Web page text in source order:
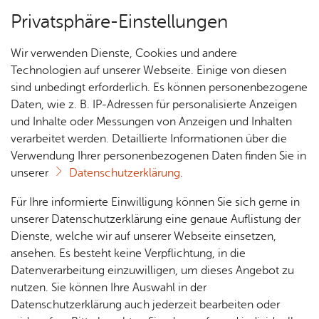
Über­sicht Bür­ger & Stadt
Rat­
haus &
Bür­
ger­
ser­vice
Rat­
häu­ser
Nach­
rich­
ten,
Vi­de­os
& Bil­
der
Me­di­
Jobs
Stel­
len­an­
ge­bo­te
Aus­bil­
dung &
Stu­di­
Bauen
& Um­
welt
Geo­
da­ten
Ge­
sund­
heit &
kum
Se­hens­wür­dig­kei­ten
Pa­vil­lon im Ufer­park
Vor­le­sen
Der Pa­vil­lon im Ufer­park ist ein wich­ti­ges Kul­tur­
denk­mal und ein at­trak­ti­ver Auf­ent­halts­ort an der
Ufer­pro­me­na­de.
Privatsphäre-Einstellungen
Wir verwenden Dienste, Cookies und andere
Technologien auf unserer Webseite. Einige von diesen
sind unbedingt erforderlich. Es können personenbezogene
Daten, wie z. B. IP-Adressen für personalisierte Anzeigen
und Inhalte oder Messungen von Anzeigen und Inhalten
verarbeitet werden. Detaillierte Informationen über die
Verwendung Ihrer personenbezogenen Daten finden Sie in
unserer
Datenschutzerklärung.
Für Ihre informierte Einwilligung können Sie sich gerne in
unserer Datenschutzerklärung eine genaue Auflistung der
Dienste, welche wir auf unserer Webseite einsetzen,
ansehen. Es besteht keine Verpflichtung, in die
Datenverarbeitung einzuwilligen, um dieses Angebot zu
nutzen. Sie können Ihre Auswahl in der
Datenschutzerklärung auch jederzeit bearbeiten oder